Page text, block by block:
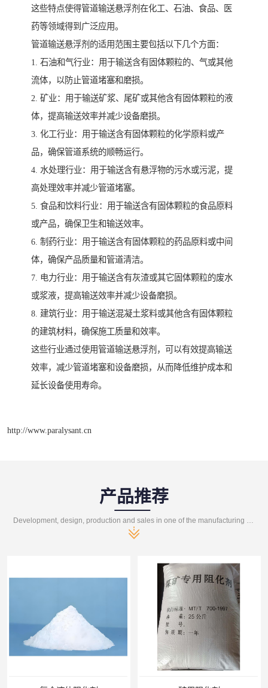
这些特点使得管道输送悬浮剂在化工、石油、食品、医
药等领域得到广泛应用。
管道输送悬浮剂的适用范围主要包括以下几个方面：
1. 石油和气行业：用于输送含有固体颗粒的、气或其他
流体，以防止管道堵塞和磨损。
2. 矿业：用于输送矿浆、尾矿或其他含有固体颗粒的液
体，提高输送效率并减少设备磨损。
3. 化工行业：用于输送含有固体颗粒的化学原料或产
品，确保管道系统的顺畅运行。
4. 水处理行业：用于输送含有悬浮物的污水或污泥，提
高处理效率并减少管道堵塞。
5. 食品和饮料行业：用于输送含有固体颗粒的食品原料
或产品，确保卫生和输送效率。
6. 制药行业：用于输送含有固体颗粒的药品原料或中间
体，确保产品质量和管道清洁。
7. 电力行业：用于输送含有灰渣或其它固体颗粒的废水
或浆液，提高输送效率并减少设备磨损。
8. 建筑行业：用于输送混凝土浆料或其他含有固体颗粒
的建筑材料，确保施工质量和效率。
这些行业通过使用管道输送悬浮剂，可以有效提高输送
效率，减少管道堵塞和设备磨损，从而降低维护成本和
延长设备使用寿命。
http://www.paralysant.cn
产品推荐